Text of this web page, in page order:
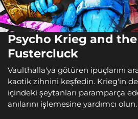
Psycho Krieg and
Fustercluck
Vaulthalla'ya götüren ipuçlarını
kaotik zihnini keşfedin. Krieg'in
içindeki şeytanları paramparça
anılarını işlemesine yardımcı olun.